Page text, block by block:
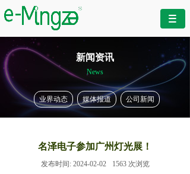
业界动态 媒体报道 公司新闻
新闻资讯
News
名泽电子参加广州灯光展！
发布时间: 2024-02-02 1563 次浏览